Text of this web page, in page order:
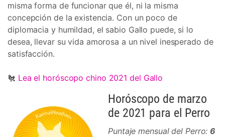
misma forma de funcionar que él, ni la misma
concepción de la existencia. Con un poco de
diplomacia y humildad, el sabio Gallo puede, si lo
desea, llevar su vida amorosa a un nivel inesperado de
satisfacción.
🐔 Lea el horóscopo chino 2021 del Gallo
Horóscopo de marzo
de 2021 para el Perro
Puntaje mensual del Perro: 6